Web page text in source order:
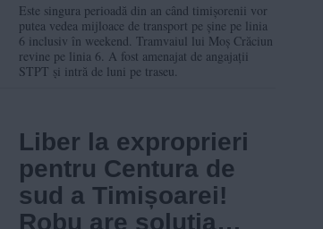
Este singura perioadă din an când timișorenii vor
putea vedea mijloace de transport pe șine pe linia
6 inclusiv în weekend. Tramvaiul lui Moș Crăciun
revine pe linia 6. A fost amenajat de angajații
STPT și intră de luni pe traseu.
Liber la exproprieri
pentru Centura de
sud a Timișoarei!
Robu are soluția